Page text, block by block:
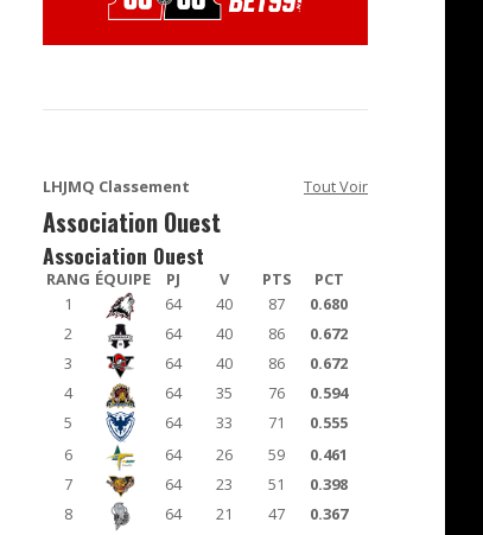
LHJMQ Classement Tout Voir
Association Ouest
Association Ouest
RANG ÉQUIPE PJ V PTS
PCT
1
64 40 87
0.680
2
64 40 86
0.672
3
64 40 86
0.672
4
64 35 76
0.594
5
64 33 71
0.555
6
64 26 59
0.461
7
64 23 51
0.398
8
64 21 47 0.367